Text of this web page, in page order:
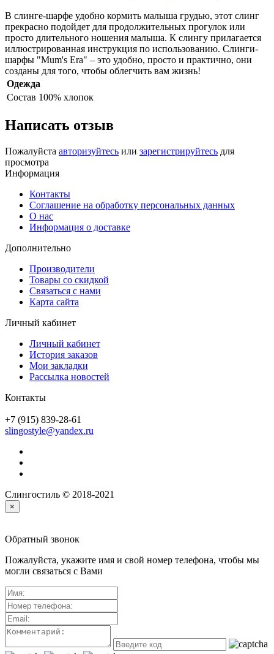
В слинге-шарфе удобно кормить малыша грудью, этот слинг
прекрасно подойдет для продолжительных прогулок или
просто длительного ношения малыша. К слингу прилагается
иллюстрированная инструкция по использованию. Слинги-
шарфы "Mum's Era" – это удобно, просто и практично, они
созданы для того, чтобы облегчить вам жизнь!
Одежда
Состав 100% хлопок
Написать отзыв
Пожалуйста авторизуйтесь или зарегистрируйтесь для
просмотра
Информация
Контакты
Соглашение на обработку персональных данных
О нас
Информация о доставке
Дополнительно
Производители
Товары со скидкой
Связаться с нами
Карта сайта
Личный кабинет
Личный кабинет
История заказов
Мои закладки
Рассылка новостей
Контакты
+7 (915) 839-28-61
slingostyle@yandex.ru
Слингостиль © 2018-2021
×
Обратный звонок
Пожалуйста, укажите имя и свой номер телефона, чтобы мы
могли связаться с Вами